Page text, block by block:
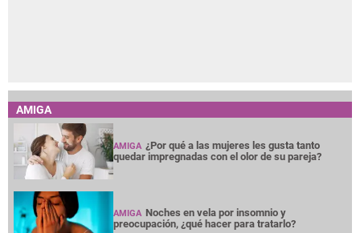
AMIGA
AMIGA ¿Por qué a las mujeres les gusta tanto
quedar impregnadas con el olor de su pareja?
AMIGA Noches en vela por insomnio y
preocupación, ¿qué hacer para tratarlo?